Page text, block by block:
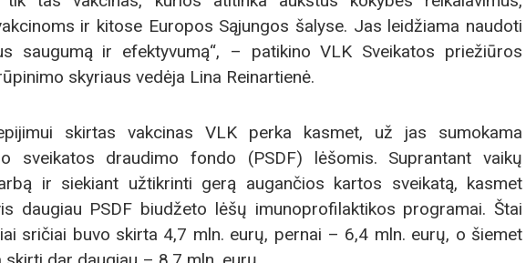
ir kitose Europos Sąjungos šalyse. Jas leidžiama naudoti
saugumą ir efektyvumą“, – patikino VLK Sveikatos priežiūros
skyriaus vedėja Lina Reinartienė.
skirtas vakcinas VLK perka kasmet, už jas sumokama
sveikatos draudimo fondo (PSDF) lėšomis. Suprantant vaikų
ir siekiant užtikrinti gerą augančios kartos sveikatą, kasmet
daugiau PSDF biudžeto lėšų imunoprofilaktikos programai. Štai
sričiai buvo skirta 4,7 mln. eurų, pernai – 6,4 mln. eurų, o šiemet